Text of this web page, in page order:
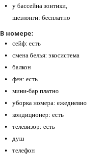
у бассейна зонтики,
шезлонги: бесплатно
В номере:
сейф: есть
смена белья: экосистема
балкон
фен: есть
мини-бар платно
уборка номера: ежедневно
кондиционер: есть
телевизор: есть
душ
телефон